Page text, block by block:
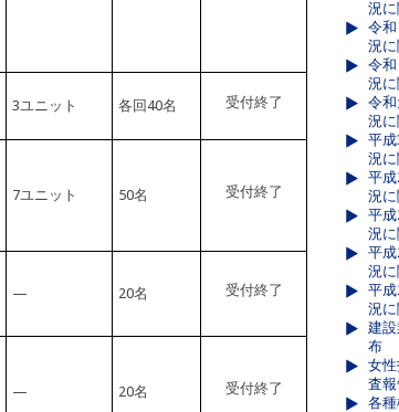
3ユニット 各回40名 受付終了
7ユニット 50名 受付終了
— 20名 受付終了
— 20名 受付終了
況
令
況
令
況
令
況
平
況
平
況
平
況
平
況
平
況
建設
布
女
査報
各